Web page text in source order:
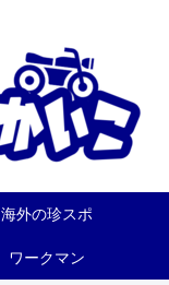
海外の珍スポ
ワークマン